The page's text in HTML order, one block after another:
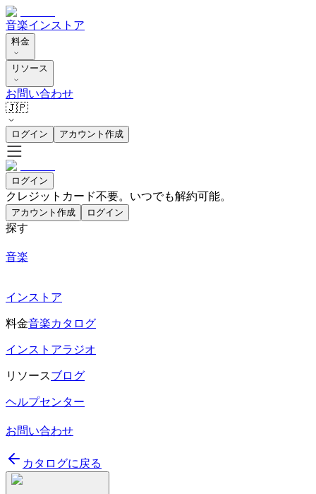
音楽インストア
料金
リソース
お問い合わせ
🇯🇵
ログイン アカウント作成
ログイン
クレジットカード不要。いつでも解約可能。
アカウント作成 ログイン
探す
音楽
インストア
料金音楽カタログ
インストアラジオ
リソースブログ
ヘルプセンター
お問い合わせ
カタログに戻る